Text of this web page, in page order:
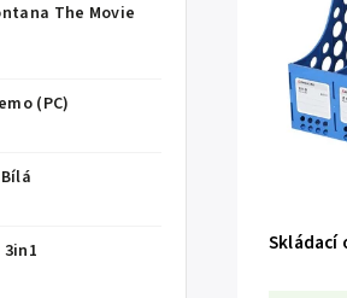
The Movie
(PC)
Skládací